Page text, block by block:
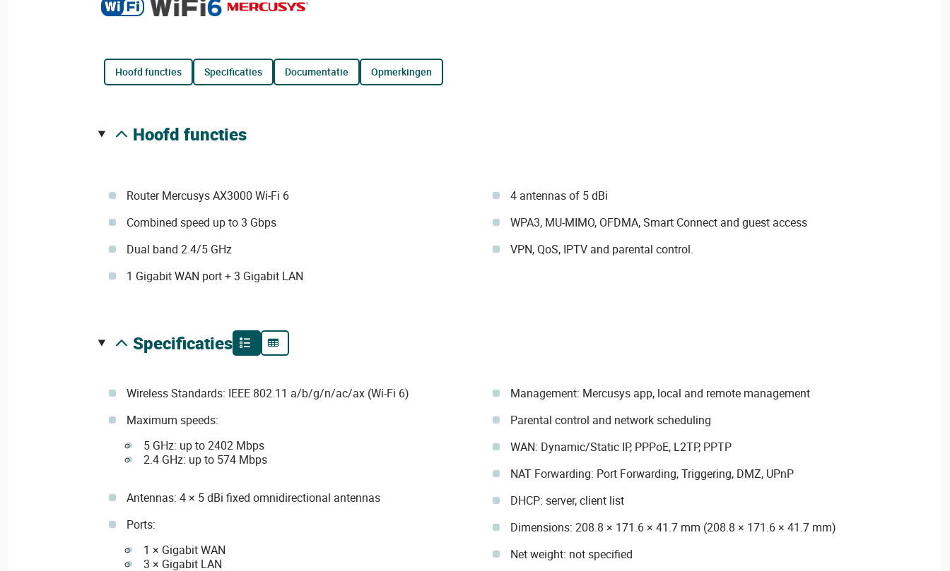
hoofd functies specificaties documentatie opmerkingen
hoofd functies
Router Mercusys AX3000 Wi-Fi 6
Combined speed up to 3 Gbps
Dual band 2.4/5 GHz
1 Gigabit WAN port + 3 Gigabit LAN
4 antennas of 5 dBi
WPA3, MU-MIMO, OFDMA, Smart Connect and guest access
VPN, QoS, IPTV and parental control.
specificaties
Wireless Standards: IEEE 802.11 a/b/g/n/ac/ax (Wi-Fi 6)
Maximum speeds:
5 GHz: up to 2402 Mbps
2.4 GHz: up to 574 Mbps
Antennas: 4 × 5 dBi fixed omnidirectional antennas
Ports:
1 × Gigabit WAN
3 × Gigabit LAN
Management: Mercusys app, local and remote management
Parental control and network scheduling
WAN: Dynamic/Static IP, PPPoE, L2TP, PPTP
NAT Forwarding: Port Forwarding, Triggering, DMZ, UPnP
DHCP: server, client list
Dimensions: 208.8 × 171.6 × 41.7 mm (208.8 × 171.6 × 41.7 mm)
Net weight: not specified